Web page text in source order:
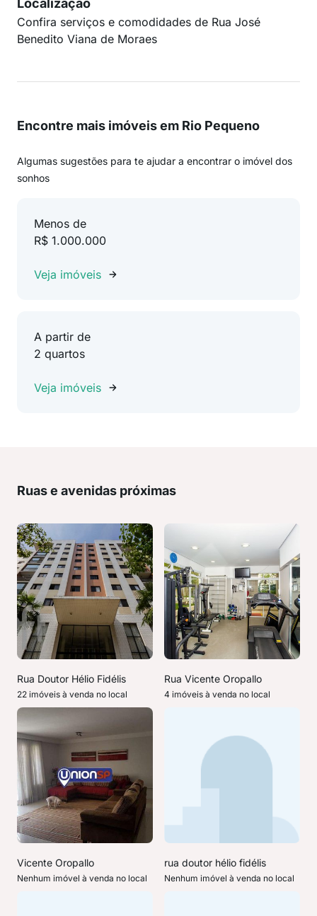
Localização
Confira serviços e comodidades de Rua José
Benedito Viana de Moraes
Encontre mais imóveis em Rio Pequeno
Algumas sugestões para te ajudar a encontrar o imóvel dos
sonhos
Menos de
R$ 1.000.000
Veja imóveis
A partir de
2 quartos
Veja imóveis
Ruas e avenidas próximas
Rua Doutor Hélio Fidélis
22 imóveis à venda no local
Rua Vicente Oropallo
4 imóveis à venda no local
Vicente Oropallo
Nenhum imóvel à venda no local
rua doutor hélio fidélis
Nenhum imóvel à venda no local